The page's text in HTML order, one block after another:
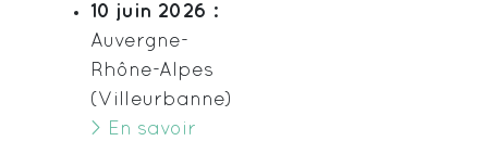
10 juin 2026 :
Auvergne-
Rhône-Alpes
(Villeurbanne)
> En savoir